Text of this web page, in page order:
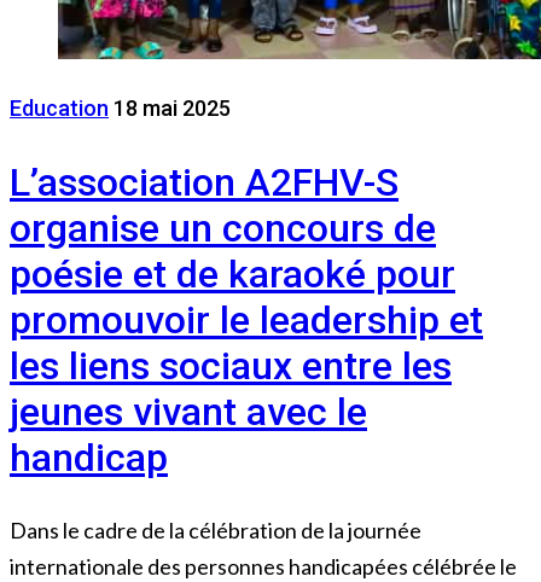
Education 18 mai 2025
L’association A2FHV-S
organise un concours de
poésie et de karaoké pour
promouvoir le leadership et
les liens sociaux entre les
jeunes vivant avec le
handicap
Dans le cadre de la célébration de la journée
internationale des personnes handicapées célébrée le